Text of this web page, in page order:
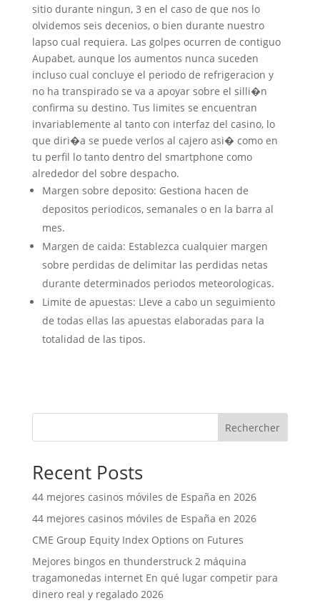
sitio durante ningun, 3 en el caso de que nos lo
olvidemos seis decenios, o bien durante nuestro
lapso cual requiera. Las golpes ocurren de contiguo
Aupabet, aunque los aumentos nunca suceden
incluso cual concluye el periodo de refrigeracion y
no ha transpirado se va a apoyar sobre el silli�n
confirma su destino. Tus limites se encuentran
invariablemente al tanto con interfaz del casino, lo
que diri�a se puede verlos al cajero asi� como en
tu perfil lo tanto dentro del smartphone como
alrededor del sobre despacho.
Margen sobre deposito: Gestiona hacen de
depositos periodicos, semanales o en la barra al
mes.
Margen de caida: Establezca cualquier margen
sobre perdidas de delimitar las perdidas netas
durante determinados periodos meteorologicas.
Limite de apuestas: Lleve a cabo un seguimiento
de todas ellas las apuestas elaboradas para la
totalidad de las tipos.
Rechercher
Recent Posts
44 mejores casinos móviles de España en 2026
44 mejores casinos móviles de España en 2026
CME Group Equity Index Options on Futures
Mejores bingos en thunderstruck 2 máquina
tragamonedas internet En qué lugar competir para
dinero real y regalado 2026